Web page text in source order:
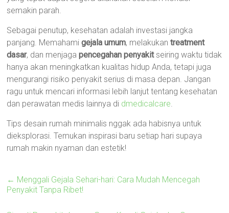
semakin parah.
Sebagai penutup, kesehatan adalah investasi jangka
panjang. Memahamigejala umum, melakukantreatment
dasar, dan menjagapencegahan penyakitseiring waktu tidak
hanya akan meningkatkan kualitas hidup Anda, tetapi juga
mengurangi risiko penyakit serius di masa depan. Jangan
ragu untuk mencari informasi lebih lanjut tentang kesehatan
dan perawatan medis lainnya di dmedicalcare.
Tips desain rumah minimalis nggak ada habisnya untuk
dieksplorasi. Temukan inspirasi baru setiap hari supaya
rumah makin nyaman dan estetik!
← Menggali Gejala Sehari-hari: Cara Mudah Mencegah
Penyakit Tanpa Ribet!